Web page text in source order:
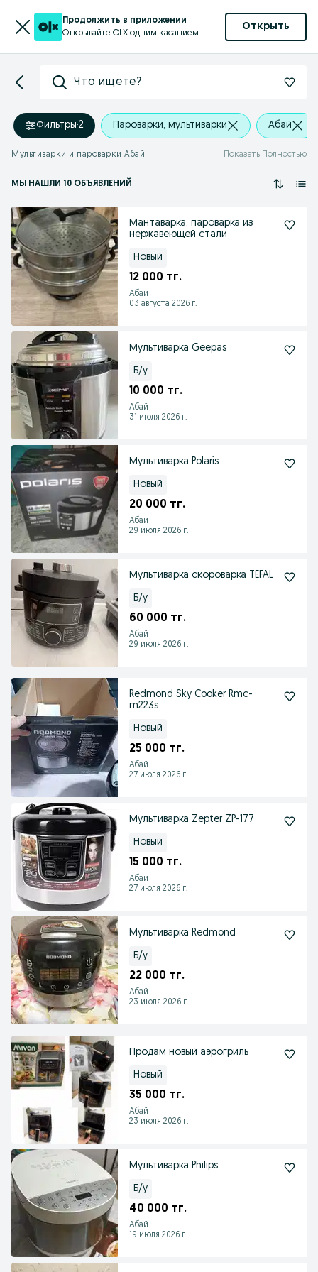
Продолжить в приложении
Открывайте OLX одним касанием
Открыть
Что ищете?
Фильтры·2 Пароварки, мультиварки Абай
Мультиварки и пароварки Абай Показать Полностью
МЫ НАШЛИ 10 ОБЪЯВЛЕНИЙ
Мантаварка, пароварка из
нержавеющей стали
Новый
12 000 тг.
Абай
03 августа 2026 г.
Мультиварка Geepas
Б/у
10 000 тг.
Абай
31 июля 2026 г.
Мультиварка Polaris
Новый
20 000 тг.
Абай
29 июля 2026 г.
Мультиварка скороварка TEFAL
Б/у
60 000 тг.
Абай
29 июля 2026 г.
Redmond Sky Cooker Rmc-
m223s
Новый
25 000 тг.
Абай
27 июля 2026 г.
Мультиварка Zepter ZP-177
Новый
15 000 тг.
Абай
27 июля 2026 г.
Мультиварка Redmond
Б/у
22 000 тг.
Абай
23 июля 2026 г.
Продам новый аэрогриль
Новый
35 000 тг.
Абай
23 июля 2026 г.
Мультиварка Philips
Б/у
40 000 тг.
Абай
19 июля 2026 г.